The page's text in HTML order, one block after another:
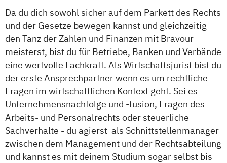
Da du dich sowohl sicher auf dem Parkett des Rechts
und der Gesetze bewegen kannst und gleichzeitig
den Tanz der Zahlen und Finanzen mit Bravour
meisterst, bist du für Betriebe, Banken und Verbände
eine wertvolle Fachkraft. Als Wirtschaftsjurist bist du
der erste Ansprechpartner wenn es um rechtliche
Fragen im wirtschaftlichen Kontext geht. Sei es
Unternehmensnachfolge und -fusion, Fragen des
Arbeits- und Personalrechts oder steuerliche
Sachverhalte - du agierst als Schnittstellenmanager
zwischen dem Management und der Rechtsabteilung
und kannst es mit deinem Studium sogar selbst bis